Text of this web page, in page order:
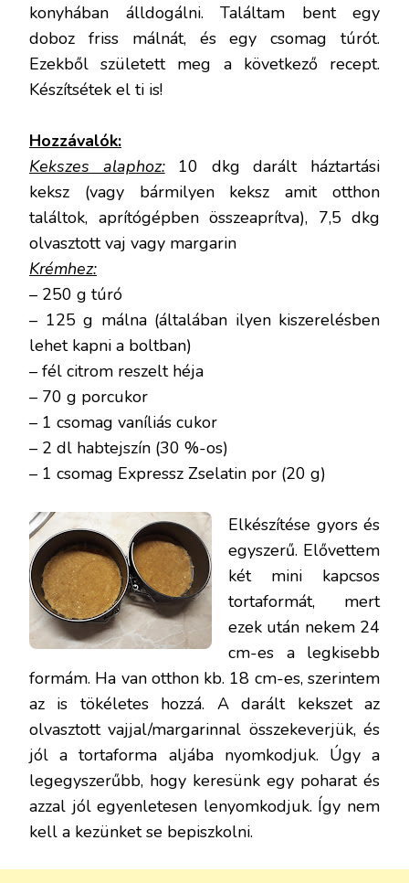
konyhában álldogálni. Találtam bent egy
doboz friss málnát, és egy csomag túrót.
Ezekből született meg a következő recept.
Készítsétek el ti is!
Hozzávalók:
Kekszes alaphoz:10 dkg darált háztartási
keksz (vagy bármilyen keksz amit otthon
találtok, aprítógépben összeaprítva), 7,5 dkg
olvasztott vaj vagy margarin
Krémhez:
– 250 g túró
– 125 g málna (általában ilyen kiszerelésben
lehet kapni a boltban)
– fél citrom reszelt héja
– 70 g porcukor
– 1 csomag vaníliás cukor
– 2 dl habtejszín (30 %-os)
– 1 csomag Expressz Zselatin por (20 g)
Elkészítése gyors és
egyszerű. Elővettem
két mini kapcsos
tortaformát, mert
ezek után nekem 24
cm-es a legkisebb
formám. Ha van otthon kb. 18 cm-es, szerintem
az is tökéletes hozzá. A darált kekszet az
olvasztott vajjal/margarinnal összekeverjük, és
jól a tortaforma aljába nyomkodjuk. Úgy a
legegyszerűbb, hogy keresünk egy poharat és
azzal jól egyenletesen lenyomkodjuk. Így nem
kell a kezünket se bepiszkolni.